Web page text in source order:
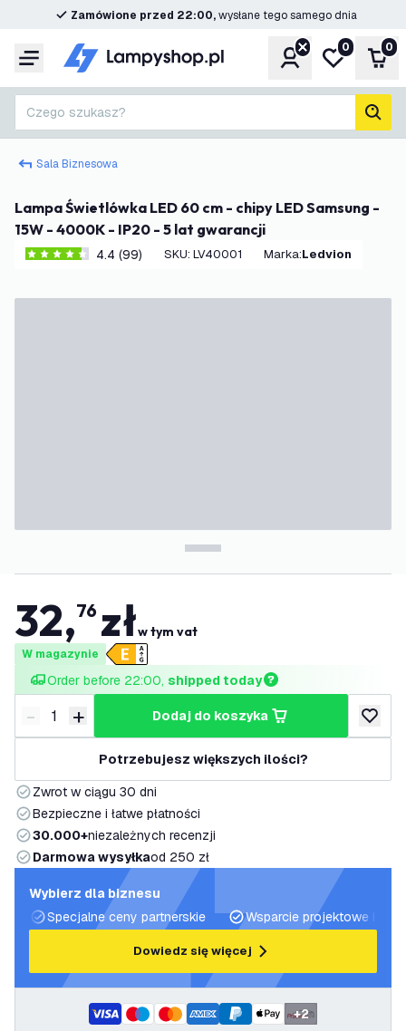
Zamówione przed 22:00,wysłane tego samego dnia
Menu KontoMoja lista
0 0
Czego szukasz?
Sala Biznesowa
Lampa Świetlówka LED 60 cm - chipy LED Samsung -
15W - 4000K - IP20 - 5 lat gwarancji
4.4 Gwiazdki oceny
4.4 (99) SKU: LV40001 Marka: Ledvion
32,76 złw tym vat
W magazynie
Order before 22:00, shipped today
Zmniejsz ilość
- Zwiększ ilość
+ dodaj do koszyka
dodaj
Potrzebujesz większych ilości?
Zwrot w ciągu 30 dni
Bezpieczne i łatwe płatności
30.000+niezależnych recenzji
Darmowa wysyłkaod 250 zł
Wybierz dla biznesu
Specjalne ceny partnerskie
Wsparcie projektowe i
Dowiedz się więcej
+2